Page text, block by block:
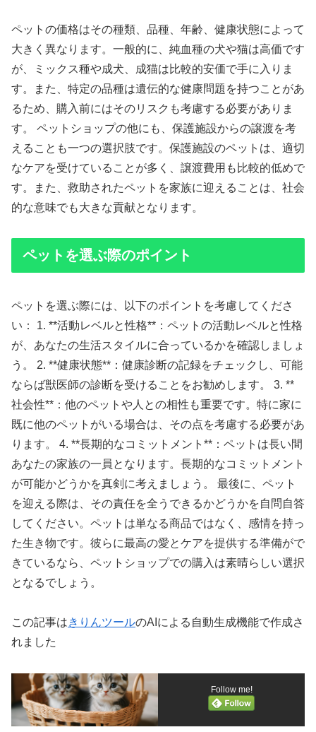
ペットの価格はその種類、品種、年齢、健康状態によって
大きく異なります。一般的に、純血種の犬や猫は高価です
が、ミックス種や成犬、成猫は比較的安価で手に入りま
す。また、特定の品種は遺伝的な健康問題を持つことがあ
るため、購入前にはそのリスクも考慮する必要がありま
す。 ペットショップの他にも、保護施設からの譲渡を考
えることも一つの選択肢です。保護施設のペットは、適切
なケアを受けていることが多く、譲渡費用も比較的低めで
す。また、救助されたペットを家族に迎えることは、社会
的な意味でも大きな貢献となります。
ペットを選ぶ際のポイント
ペットを選ぶ際には、以下のポイントを考慮してくださ
い： 1. **活動レベルと性格**：ペットの活動レベルと性格
が、あなたの生活スタイルに合っているかを確認しましょ
う。 2. **健康状態**：健康診断の記録をチェックし、可能
ならば獣医師の診断を受けることをお勧めします。 3. **
社会性**：他のペットや人との相性も重要です。特に家に
既に他のペットがいる場合は、その点を考慮する必要があ
ります。 4. **長期的なコミットメント**：ペットは長い間
あなたの家族の一員となります。長期的なコミットメント
が可能かどうかを真剣に考えましょう。 最後に、ペット
を迎える際は、その責任を全うできるかどうかを自問自答
してください。ペットは単なる商品ではなく、感情を持っ
た生き物です。彼らに最高の愛とケアを提供する準備がで
きているなら、ペットショップでの購入は素晴らしい選択
となるでしょう。
この記事はきりんツールのAIによる自動生成機能で作成さ
れました
Follow me!